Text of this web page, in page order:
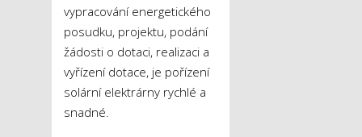
vypracování energetického
posudku, projektu, podání
žádosti o dotaci, realizaci a
vyřízení dotace, je pořízení
solární elektrárny rychlé a
snadné.